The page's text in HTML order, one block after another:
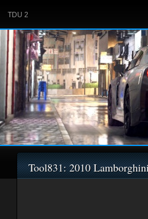
TDU 2
Tool831: 2010